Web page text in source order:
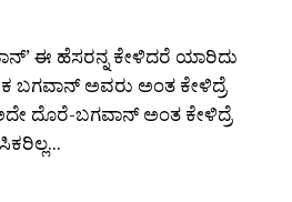
ಈ ಹೆಸರನ್ನ ಕೇಳಿದರೆ ಯಾರಿದು
ಬಗವಾನ್ ಅವರು ಅಂತ ಕೇಳಿದ್ರೆ
ದೊರೆ-ಬಗವಾನ್ ಅಂತ ಕೇಳಿದ್ರೆ